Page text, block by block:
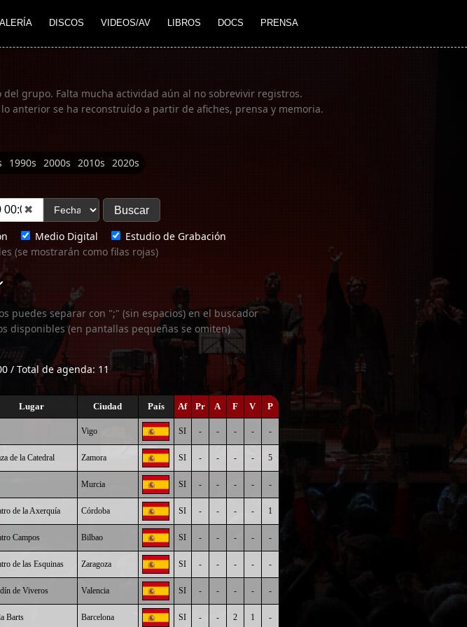
DISCOS VIDEOS/AV LIBROS DOCS PRENSA
grupo. Falta mucha actividad aún al no sobrevivir registros.
anterior se ha reconstruído a partir de afiches, prensa y memoria.
1990s 2000s 2010s 2020s
✖
Medio Digital
Estudio de Grabación
(se mostrarán como filas rojas)
puedes separar con ";" (sin espacios) en el buscador
disponibles (en pantallas pequeñas se omiten)
/ Total de agenda: 11
Lugar Ciudad País Af Pr A F V P
Vigo SI - - - - -
de la Catedral Zamora SI - - - - 5
Murcia SI - - - - -
de la Axerquía Córdoba SI - - - - 1
Campos Bilbao SI - - - - -
de las Esquinas Zaragoza SI - - - - -
de Viveros Valencia SI - - - - -
Barts Barcelona SI - - 2 1 -